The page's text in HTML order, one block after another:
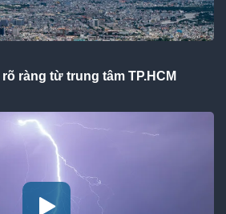
ràng từ trung tâm TP.HCM